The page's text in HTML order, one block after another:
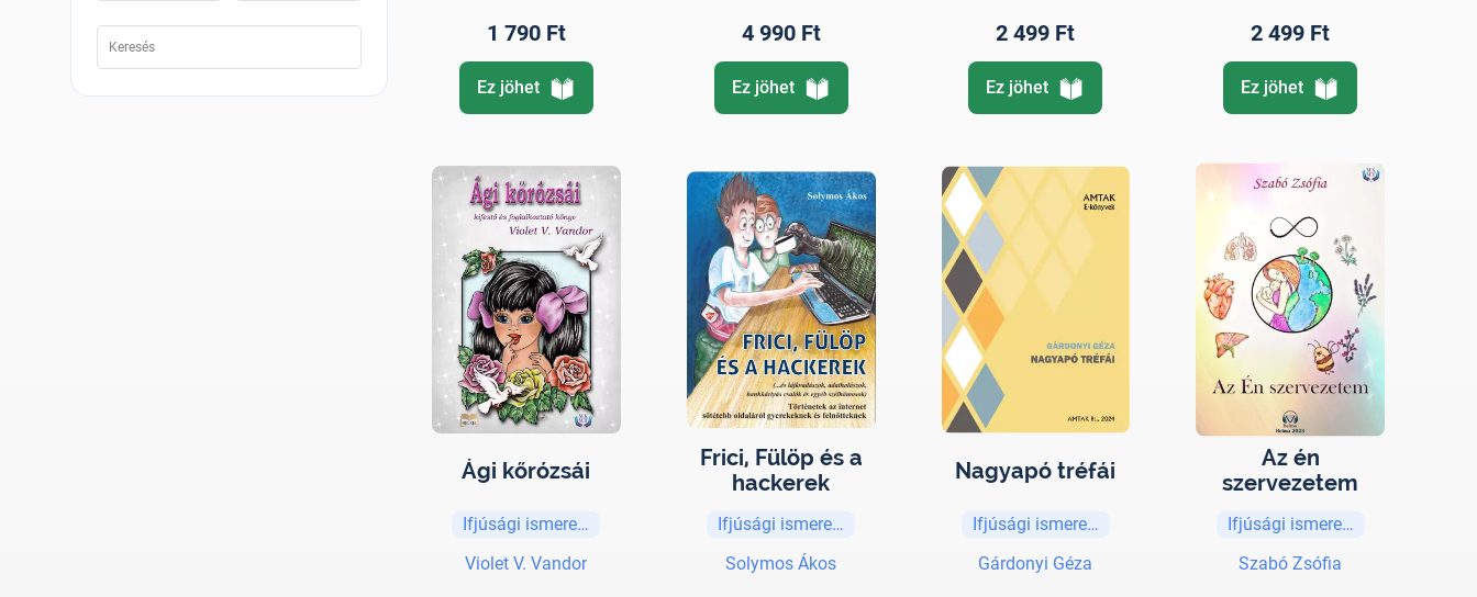
1 790 Ft
Ez jöhet
4 990 Ft
Ez jöhet
2 499 Ft
Ez jöhet
2 499 Ft
Ez jöhet
Ági kőrózsái
Ifjúsági ismeretterjesztő
Violet V. Vandor
Frici, Fülöp és a
hackerek
Ifjúsági ismeretterjesztő
Solymos Ákos
Nagyapó tréfái
Ifjúsági ismeretterjesztő
Gárdonyi Géza
Az én
szervezetem
Ifjúsági ismeretterjesztő
Szabó Zsófia